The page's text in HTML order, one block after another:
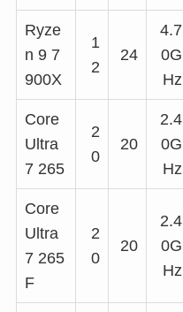
Ryze
n 9 7
900X
1
2
24
4.7
0G
Hz
Core
Ultra
7 265
2
0
20
2.4
0G
Hz
Core
Ultra
7 265
F
2
0
20
2.4
0G
Hz